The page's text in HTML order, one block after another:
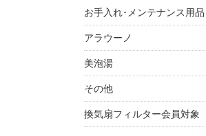
お手入れ･メンテナンス用品
アラウーノ
美泡湯
その他
換気扇フィルター会員対象